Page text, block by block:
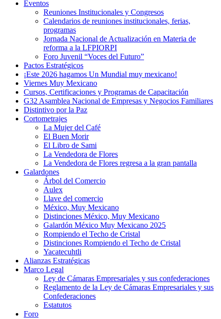
Eventos
Reuniones Institucionales y Congresos
Calendarios de reuniones institucionales, ferias,
programas
Jornada Nacional de Actualización en Materia de
reforma a la LFPIORPI
Foro Juvenil “Voces del Futuro”
Pactos Estratégicos
¡Este 2026 hagamos Un Mundial muy mexicano!
Viernes Muy Mexicano
Cursos, Certificaciones y Programas de Capacitación
G32 Asamblea Nacional de Empresas y Negocios Familiares
Distintivo por la Paz
Cortometrajes
La Mujer del Café
El Buen Morir
El Libro de Sami
La Vendedora de Flores
La Vendedora de Flores regresa a la gran pantalla
Galardones
Árbol del Comercio
Aulex
Llave del comercio
México, Muy Mexicano
Distinciones México, Muy Mexicano
Galardón México Muy Mexicano 2025
Rompiendo el Techo de Cristal
Distinciones Rompiendo el Techo de Cristal
Yacatecuhtli
Alianzas Estratégicas
Marco Legal
Ley de Cámaras Empresariales y sus confederaciones
Reglamento de la Ley de Cámaras Empresariales y sus
Confederaciones
Estatutos
Foro